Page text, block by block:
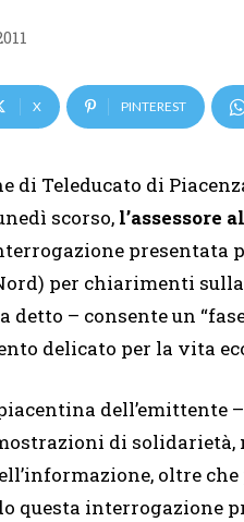
X PINTEREST
di Teleducato di
scorso, l’assessore
presentata
per chiarimenti
– consente un
delicato per la vita
dell’emittente
di solidarietà,
oltre
questa interrogazione